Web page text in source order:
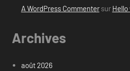
A WordPress Commentersur Hello
Archives
août 2026